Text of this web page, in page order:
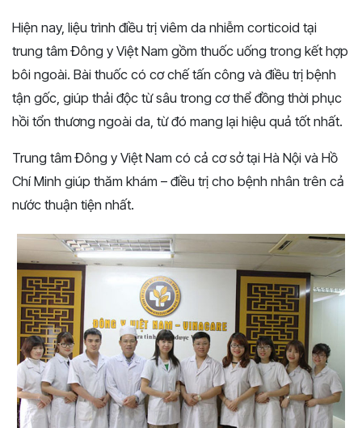
Hiện nay, liệu trình điều trị viêm da nhiễm corticoid tại
trung tâm Đông y Việt Nam gồm thuốc uống trong kết hợp
bôi ngoài. Bài thuốc có cơ chế tấn công và điều trị bệnh
tận gốc, giúp thải độc từ sâu trong cơ thể đồng thời phục
hồi tổn thương ngoài da, từ đó mang lại hiệu quả tốt nhất.
Trung tâm Đông y Việt Nam có cả cơ sở tại Hà Nội và Hồ
Chí Minh giúp thăm khám – điều trị cho bệnh nhân trên cả
nước thuận tiện nhất.